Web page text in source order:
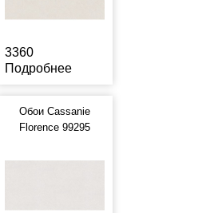
3360
Подробнее
Обои Cassanie
Florence 99295